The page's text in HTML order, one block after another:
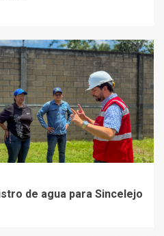
de agua para Sincelejo